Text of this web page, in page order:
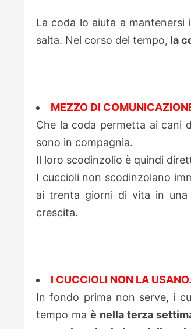
La coda lo aiuta a mantenersi
salta. Nel corso del tempo, la
MEZZO DI
Che la coda permetta ai cani
sono in compagnia.
Il loro scodinzolio è quindi
I cuccioli non scodinzolano
ai trenta giorni di vita in una
crescita.
I CUCCIOLI NON LA
In fondo prima non serve, i
tempo ma è nella terza